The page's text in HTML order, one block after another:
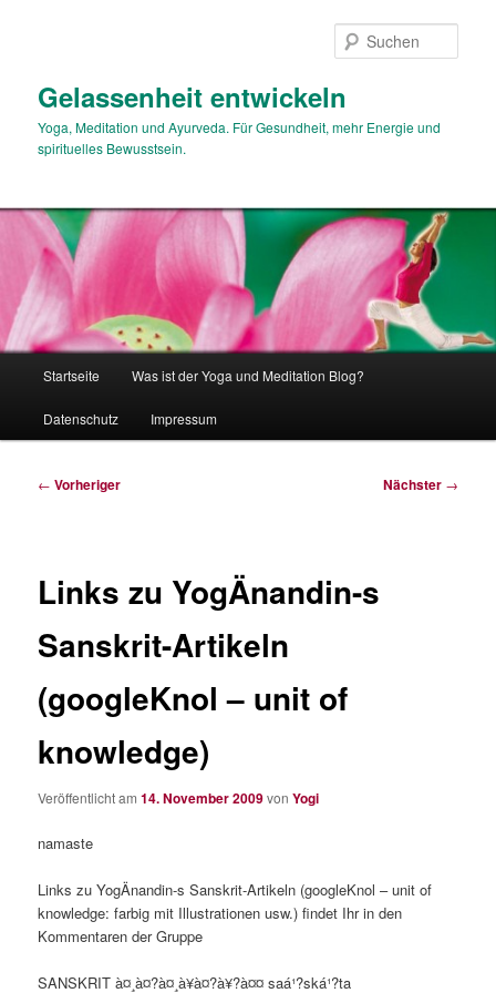
Gelassenheit entwickeln
Yoga, Meditation und Ayurveda. Für Gesundheit, mehr Energie und
spirituelles Bewusstsein.
Startseite Was ist der Yoga und Meditation Blog?
Datenschutz Impressum
Beitragsnavigation
← Vorheriger Nächster →
Links zu YogÄnandin-s
Sanskrit-Artikeln
(googleKnol – unit of
knowledge)
Veröffentlicht am14. November 2009vonYogi
namaste
Links zu YogÄnandin-s Sanskrit-Artikeln (googleKnol – unit of
knowledge: farbig mit Illustrationen usw.) findet Ihr in den
Kommentaren der Gruppe
SANSKRIT à¤¸à¤?à¤¸à¥à¤?à¥?à¤¤ saá¹?ská¹?ta